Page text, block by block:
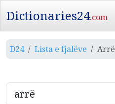
Dictionaries24.com
D24 Lista e fjalëve Arrë